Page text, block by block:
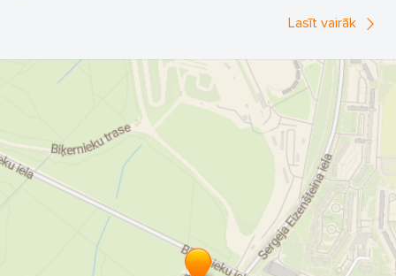
Lasīt vairāk